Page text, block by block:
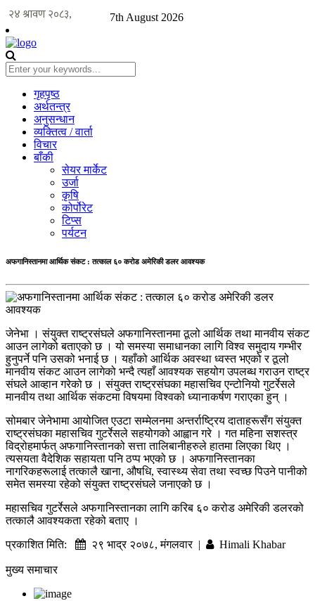
7th August 2026
गृहपृष्ठ
अर्थतन्त्र
अनुसन्धान
व्यक्तित्व / वार्ता
विचार
बाँकी
सेयर मार्केट
उर्जा
कृषि
कोर्पोरेट
टिप्स
पर्यटन
अफगानिस्तानमा आर्थिक संकट : तत्काल ६० करोड अमेरिकी डलर आवश्यक
जेनेभा । संयुक्त राष्ट्रसंघले अफगानिस्तानमा ठूलो आर्थिक तथा मानवीय संकट
आउन लागेको बताएको छ । यो समस्या समाधानका लागि विश्व समुदाय गम्भीर
हुनुपर्ने पनि उसको भनाई छ । यहाँको आर्थिक अवस्था ध्वस्त भएको र ठूलो
मानवीय संकट आउन लागेको भन्दै त्यहाँ आवश्यक सहयोग उपलब्ध गराउन राष्ट्र
संघले आव्हान गरेको छ । संयुक्त राष्ट्रसंघका महासचिव एन्टोनियो गुटर्रेसले
मानवीय तथा आर्थिक संकटमा विषयमा विश्वको ध्यानाकर्षण गराएका हुन् ।
सोमबार जेनेभामा आयोजित एउटा सम्मेलनमा अन्तर्राष्ट्रिय दाताहरूसँग संयुक्त
राष्ट्रसंघका महासचिव गुटर्रेसले सहयोगको आह्वान गरे । गत महिना सशस्त्र
विद्रोहमार्फत् अफगानिस्तानको सत्ता तालिबानीहरुले हातमा लिएका थिए ।
त्यसयता वैदेशिक सहायता पनि ठप्प भएको छ । अफगानिस्तानका
नागरिकहरूलाई तत्कालै खाना, औषधि, स्वास्थ्य सेवा तथा स्वच्छ पिउने पानीको
समेत समस्या रहेको संयुक्त राष्ट्रसंघले जनाएको छ ।
महासचिव गुटर्रेसले अफगानिस्तानका लागि करिब ६० करोड अमेरिकी डलरको
तत्कालै आवश्यकता रहेको बताए ।
प्रकाशित मिति:
२९ भाद्र २०७८, मंगलवार | Himali Khabar
मुख्य समाचार